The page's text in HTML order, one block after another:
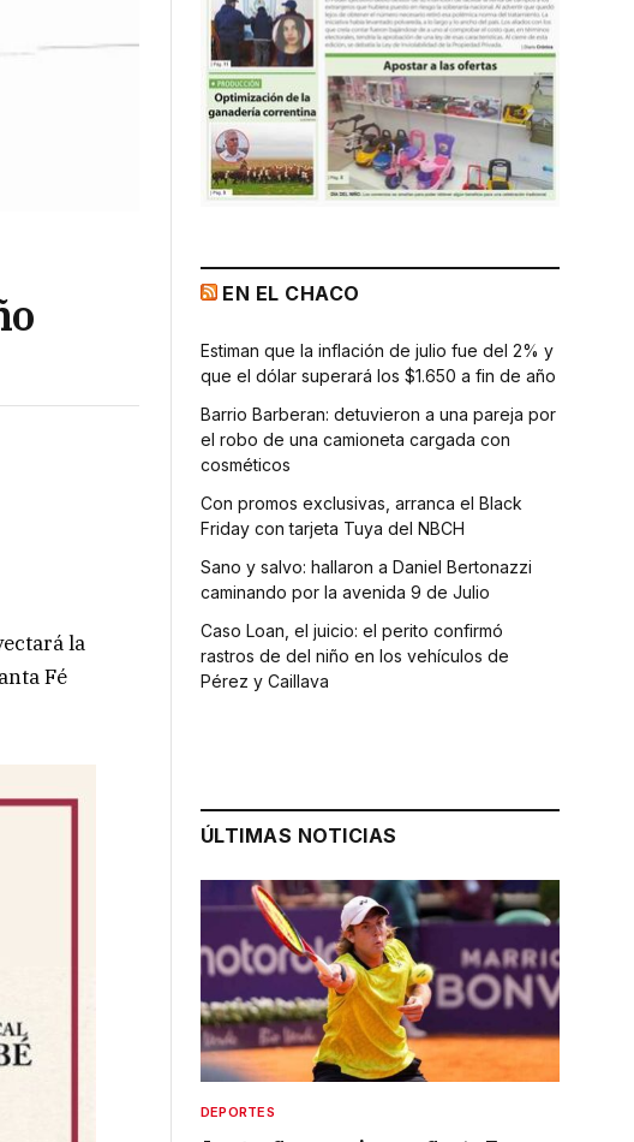
la
Fé
EN EL CHACO
Estiman que la inflación de julio fue del 2% y
que el dólar superará los $1.650 a fin de año
Barrio Barberan: detuvieron a una pareja por
el robo de una camioneta cargada con
cosméticos
Con promos exclusivas, arranca el Black
Friday con tarjeta Tuya del NBCH
Sano y salvo: hallaron a Daniel Bertonazzi
caminando por la avenida 9 de Julio
Caso Loan, el juicio: el perito confirmó
rastros de del niño en los vehículos de
Pérez y Caillava
ÚLTIMAS NOTICIAS
DEPORTES